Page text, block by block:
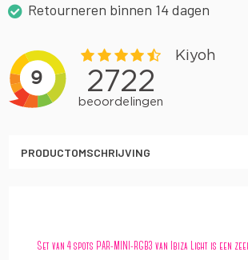
Retourneren binnen 14 dagen
PRODUCTOMSCHRIJVING
Set van 4 spots PAR-MINI-RGB3 van Ibiza Light is een